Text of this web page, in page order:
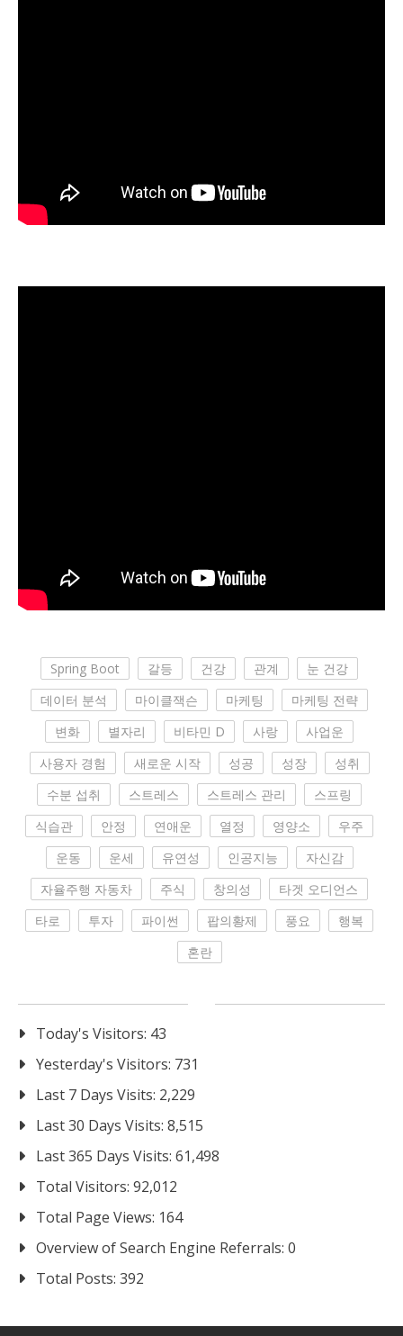
Spring Boot 갈등 건강 관계
눈 건강
데이터 분석
마이클잭슨 마케팅
마케팅 전략
변화
별자리 비타민 D 사랑
사업운
사용자 경험
새로운 시작 성공 성장
성취
수분 섭취
스트레스 스트레스 관리
스프링
식습관
안정 연애운 열정 영양소
우주
운동
운세 유연성 인공지능
자신감
자율주행 자동차
주식 창의성
타겟 오디언스
타로
투자 파이썬 팝의황제 풍요
행복
혼란
Today's Visitors: 43
Yesterday's Visitors: 731
Last 7 Days Visits: 2,229
Last 30 Days Visits: 8,515
Last 365 Days Visits: 61,498
Total Visitors: 92,012
Total Page Views: 164
Overview of Search Engine Referrals: 0
Total Posts: 392